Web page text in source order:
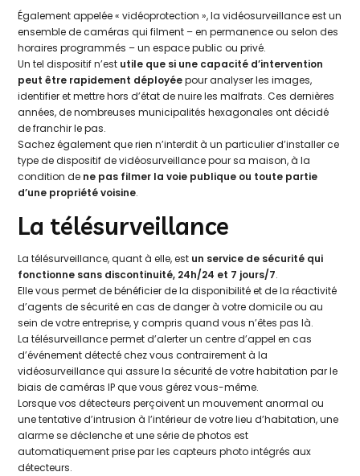
Également appelée « vidéoprotection », la vidéosurveillance est un
ensemble de caméras qui filment – en permanence ou selon des
horaires programmés – un espace public ou privé.
Un tel dispositif n’est utile que si une capacité d’intervention
peut être rapidement déployéepour analyser les images,
identifier et mettre hors d’état de nuire les malfrats. Ces dernières
années, de nombreuses municipalités hexagonales ont décidé
de franchir le pas.
Sachez également que rien n’interdit à un particulier d’installer ce
type de dispositif de vidéosurveillance pour sa maison, à la
condition de ne pas filmer la voie publique ou toute partie
d’une propriété voisine.
La télésurveillance
La télésurveillance, quant à elle, est un service de sécurité qui
fonctionne sans discontinuité, 24h/24 et 7 jours/7.
Elle vous permet de bénéficier de la disponibilité et de la réactivité
d’agents de sécurité en cas de danger à votre domicile ou au
sein de votre entreprise, y compris quand vous n’êtes pas là.
La télésurveillance permet d’alerter un centre d’appel en cas
d’événement détecté chez vous contrairement à la
vidéosurveillance qui assure la sécurité de votre habitation par le
biais de caméras IP que vous gérez vous-même.
Lorsque vos détecteurs perçoivent un mouvement anormal ou
une tentative d’intrusion à l’intérieur de votre lieu d’habitation, une
alarme se déclenche et une série de photos est
automatiquement prise par les capteurs photo intégrés aux
détecteurs.